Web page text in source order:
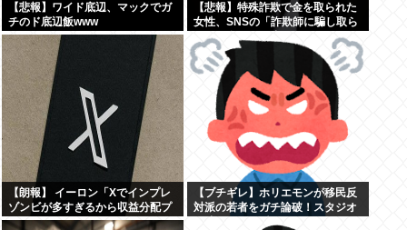
【悲報】ワイド底辺、マックでガ
チのド底辺飯www
【悲報】特殊詐欺で金を取られた
女性、SNSの「詐欺師に騙し取ら
れたお金、取り戻せます」」に釣
られさらに240万円失うwww
【朗報】 イーロン「Xでインプレ
ゾンビが多すぎるから収益分配プ
ログラムやめるわ」
【ブチギレ】ホリエモンが移民反
対派の若者をガチ論破！スタジオ
が凍りついた瞬間がヤバすぎる…